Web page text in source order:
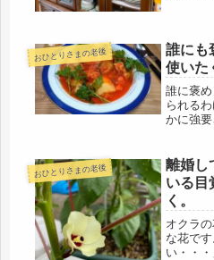
大違い。
ＩＨに...
おひとりさまの老後
誰にも
使いた
誰に褒
られる
かに強要
と楽しい
ている筋
で...
おひとりさまの老後
離婚し
いる目
く。
オクラ
な花で
い・・